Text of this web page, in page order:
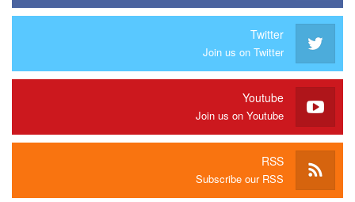
Twitter
Join us on Twitter
Youtube
Join us on Youtube
RSS
Subscribe our RSS